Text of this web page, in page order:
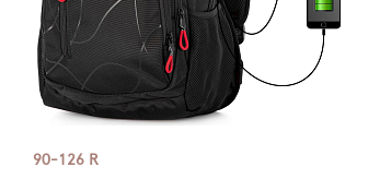
90-126 R